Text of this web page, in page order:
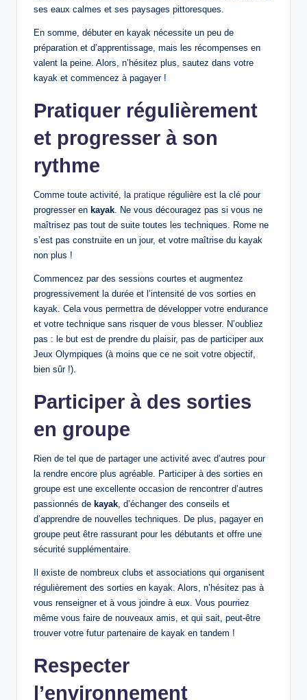
ses eaux calmes et ses paysages pittoresques.
En somme, débuter en kayak nécessite un peu de
préparation et d’apprentissage, mais les récompenses en
valent la peine. Alors, n’hésitez plus, sautez dans votre
kayak et commencez à pagayer !
Pratiquer régulièrement
et progresser à son
rythme
Comme toute activité, la pratique régulière est la clé pour
progresser en kayak . Ne vous découragez pas si vous ne
maîtrisez pas tout de suite toutes les techniques. Rome ne
s’est pas construite en un jour, et votre maîtrise du kayak
non plus !
Commencez par des sessions courtes et augmentez
progressivement la durée et l’intensité de vos sorties en
kayak. Cela vous permettra de développer votre endurance
et votre technique sans risquer de vous blesser. N’oubliez
pas : le but est de prendre du plaisir, pas de participer aux
Jeux Olympiques (à moins que ce ne soit votre objectif,
bien sûr !).
Participer à des sorties
en groupe
Rien de tel que de partager une activité avec d’autres pour
la rendre encore plus agréable. Participer à des sorties en
groupe est une excellente occasion de rencontrer d’autres
passionnés de kayak , d’échanger des conseils et
d’apprendre de nouvelles techniques. De plus, pagayer en
groupe peut être rassurant pour les débutants et offre une
sécurité supplémentaire.
Il existe de nombreux clubs et associations qui organisent
régulièrement des sorties en kayak. Alors, n’hésitez pas à
vous renseigner et à vous joindre à eux. Vous pourriez
même vous faire de nouveaux amis, et qui sait, peut-être
trouver votre futur partenaire de kayak en tandem !
Respecter
l’environnement